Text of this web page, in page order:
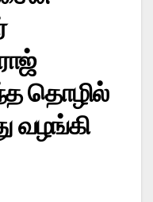
தொழில்
வழங்கி